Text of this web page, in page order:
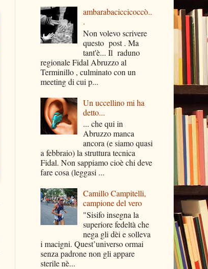
ambarabaciccicoccò..
.
Non volevo scrivere
questo post . Ma
tant'è... Il raduno
regionale Fidal Abruzzo al
Terminillo , culminato con un
meeting di cui p...
Un uccellino mi ha
detto...
... che qui in
Abruzzo manca
ancora (e siamo quasi
a febbraio) la struttura tecnica
Fidal. Non sappiamo cioè chi deve
fare cosa (leggasi ...
Camillo Campitelli,
campione del vero
"Sisifo insegna la
superiore fedeltà che
nega gli dèi e solleva
i macigni. Quest’universo ormai
senza padrone non gli appare
sterile nè...